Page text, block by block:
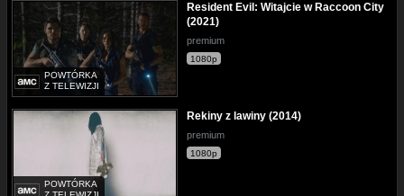
POWTÓRKA
Z TELEWIZJI
Resident Evil: Witajcie w Raccoon City
(2021)
premium
1080p
POWTÓRKA
Rekiny z lawiny (2014)
premium
1080p